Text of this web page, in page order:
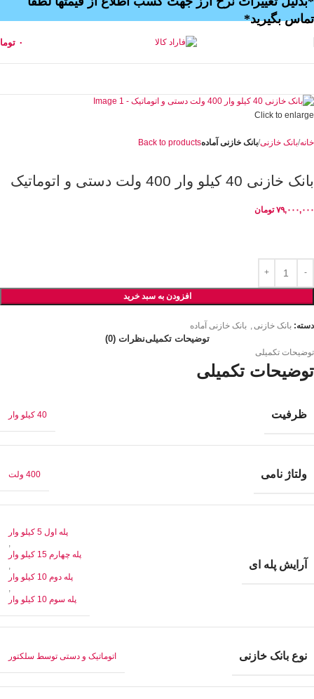
تماس بگیرید*
۰
Click to enlarge
خانه بانک خازنی بانک خازنی آمادهBack to products
بانک خازنی 40 کیلو وار 400 ولت دستی و اتوماتیک
۷۹,۰۰۰,۰۰۰ تومان
افزودن به سبد خرید
دسته: بانک خازنی بانک خازنی آماده
توضیحات تکمیلینظرات (0)
توضیحات تکمیلی
توضیحات تکمیلی
ظرفیت 40 کیلو وار
ولتاژ نامی 400 ولت
آرایش پله ای
پله اول 5 کیلو وار
پله چهارم 15 کیلو وار
پله دوم 10 کیلو وار
پله سوم 10 کیلو وار
نوع بانک خازنی اتوماتیک و دستی توسط سلکتور